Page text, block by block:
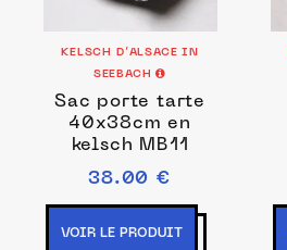
KELSCH D’ALSACE IN
SEEBACH
Sac porte tarte
40x38cm en
kelsch MB11
38.00 €
VOIR LE PRODUIT